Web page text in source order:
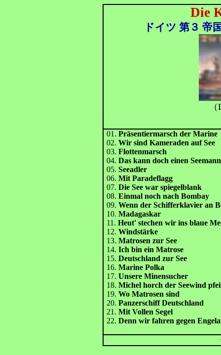
Die
ドイツ 第３ 帝
01.Präsentiermarsch der Marine
02. Wir sind Kameraden auf See
03. Flottenmarsch
04. Das kann doch einen
05. Seeadler
06. Mit Paradeflagg
07. Die See war spiegelblank
08. Einmal noch nach Bombay
09. Wenn der Schifferklavier an
10. Madagaskar
11. Heut' stechen wir ins blaue
12.Windstärke
13. Matrosen zur See
14. Ich bin ein Matrose
15. Deutschland zur See
16. Marine Polka
17. Unsere Minensucher
18. Michel horch der Seewind
19. Wo Matrosen sind
20. Panzerschiff Deutschland
21. Mit Vollen Segel
22.Denn wir fahren gegen